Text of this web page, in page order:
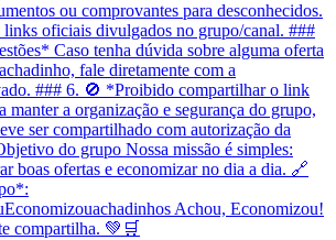
ou comprovantes para desconhecidos.
links oficiais divulgados no grupo/canal. ###
Caso tenha dúvida sobre alguma oferta
fale diretamente com a
### 6. 🚫 *Proibido compartilhar o link
manter a organização e segurança do grupo,
ser compartilhado com autorização da
do grupo Nossa missão é simples:
boas ofertas e economizar no dia a dia. 🔗
Achou, Economizou!
compartilha. 💚🛒